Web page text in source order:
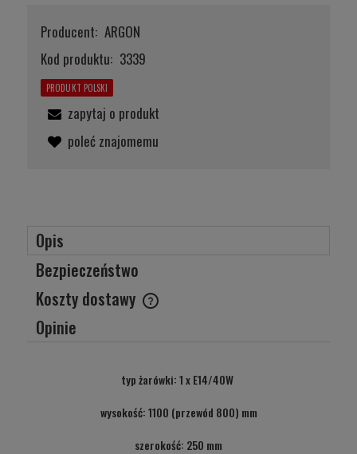
Producent: ARGON
Kod produktu: 3339
PRODUKT POLSKI
zapytaj o produkt
poleć znajomemu
Opis
Bezpieczeństwo
Koszty dostawy
Cena nie zawiera ewentualnych kosztów płatności
Opinie
typ żarówki: 1 x E14/40W
wysokość: 1100 (przewód 800) mm
szerokość: 250 mm